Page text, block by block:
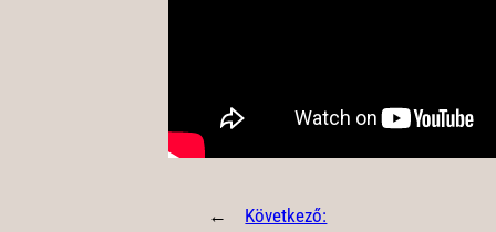
←
Következő: